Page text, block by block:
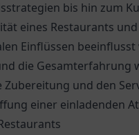
bis hin zum
eines Restaurants
Einflüssen
die Gesamterfahrung
und den
einer einladenden